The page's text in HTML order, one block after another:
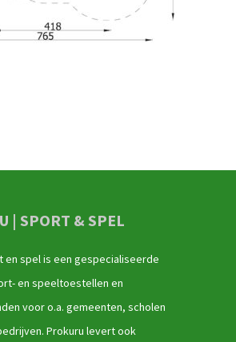
| SPORT & SPEL
en spel is een gespecialiseerde
en speeltoestellen en
voor o.a. gemeenten, scholen
Prokuru levert ook